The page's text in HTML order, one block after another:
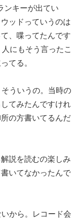
ンキーが出てい
ッドっていうのは
、喋ってたんです
にもそう言ったこ
てる。
ういうの。当時の
てみたんですけれ
の方書いてるんだ
説を読むの楽しみ
いてなかったんで
から。レコード会